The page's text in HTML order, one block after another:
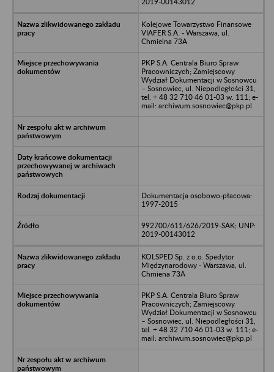
Kolejowe Towarzystwo Finansowe
VIAFER S.A. - Warszawa, ul.
Chmielna 73A
PKP S.A. Centrala Biuro Spraw
Pracowniczych; Zamiejscowy
Wydział Dokumentacji w Sosnowcu
– Sosnowiec, ul. Niepodległości 31,
tel. + 48 32 710 46 01-03 w. 111; e-
mail: archiwum.sosnowiec@pkp.pl
Dokumentacja osobowo-płacowa:
1997-2015
992700/611/626/2019-SAK; UNP:
2019-00143012
KOLSPED Sp. z o.o. Spedytor
Międzynarodowy - Warszawa, ul.
Chmiena 73A
PKP S.A. Centrala Biuro Spraw
Pracowniczych; Zamiejscowy
Wydział Dokumentacji w Sosnowcu
– Sosnowiec, ul. Niepodległości 31,
tel. + 48 32 710 46 01-03 w. 111; e-
mail: archiwum.sosnowiec@pkp.pl